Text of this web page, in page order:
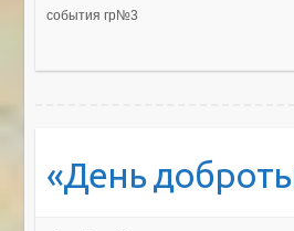
события гр№3
«День